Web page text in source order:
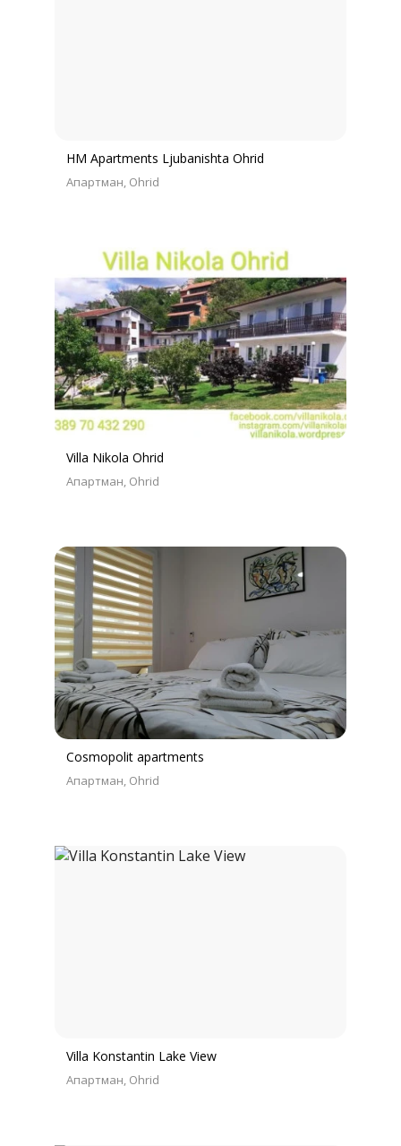
HM Apartments Ljubanishta Ohrid
Апартман Ohrid
Villa Nikola Ohrid
Апартман Ohrid
Cosmopolit apartments
Апартман Ohrid
Villa Konstantin Lake View
Апартман Ohrid